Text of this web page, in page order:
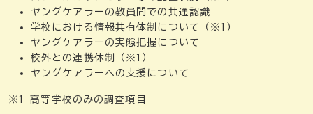
ヤングケアラーの教員間での共通認識
学校における情報共有体制について（※1）
ヤングケアラーの実態把握について
校外との連携体制（※1）
ヤングケアラーへの支援について
※1 高等学校のみの調査項目